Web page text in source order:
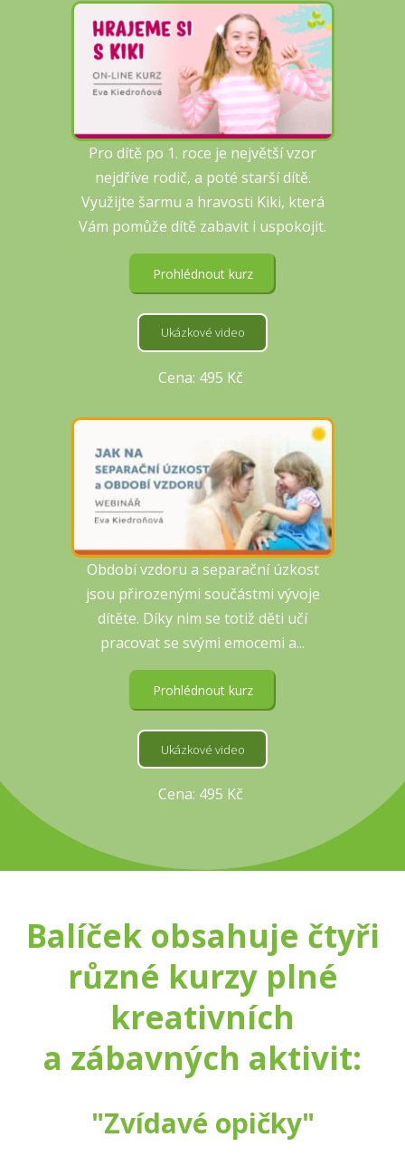
Pro dítě po 1. roce je největší vzor
nejdříve rodič, a poté starší dítě.
Využijte šarmu a hravosti Kiki, která
Vám pomůže dítě zabavit i uspokojit.
Prohlédnout kurz
Ukázkové video
Cena: 495 Kč
Období vzdoru a separační úzkost
jsou přirozenými součástmi vývoje
dítěte. Díky nim se totiž děti učí
pracovat se svými emocemi a...
Prohlédnout kurz
Ukázkové video
Cena: 495 Kč
Balíček obsahuje čtyři
různé kurzy plné
kreativních
a zábavných aktivit:
"Zvídavé opičky"